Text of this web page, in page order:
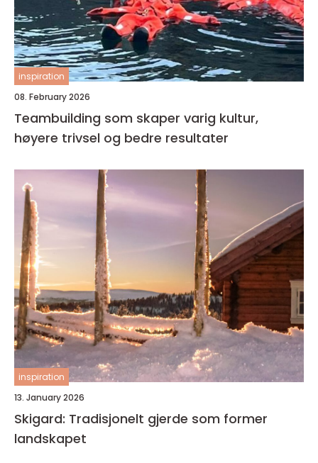
inspiration
08. February 2026
Teambuilding som skaper varig kultur,
høyere trivsel og bedre resultater
inspiration
13. January 2026
Skigard: Tradisjonelt gjerde som former
landskapet